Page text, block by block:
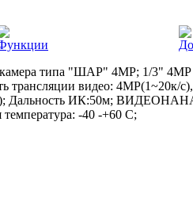
типа "ШАР" 4MP; 1/3"
трансляции видео: 4MP(1~20к/
Дальность ИК:50м;
-40 -+60 С;